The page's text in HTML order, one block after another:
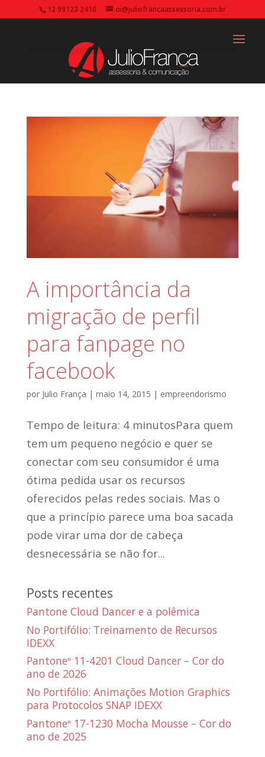
12 99123 2410 oi@juliofrancaassessoria.com.br
A importância da
migração de perfil
para fanpage no
facebook
por Julio França | maio 14, 2015 | empreendorismo
Tempo de leitura: 4 minutosPara quem
tem um pequeno negócio e quer se
conectar com seu consumidor é uma
ótima pedida usar os recursos
oferecidos pelas redes sociais. Mas o
que a princípio parece uma boa sacada
pode virar uma dor de cabeça
desnecessária se não for...
Posts recentes
Pantone Cloud Dancer e a polêmica
No Portifólio: Treinamento de Recursos
IDEXX
Pantone®11-4201 Cloud Dancer – Cor do
ano de 2026
No Portifólio: Animações Motion Graphics
para Protocolos SNAP IDEXX
Pantone®17-1230 Mocha Mousse – Cor do
ano de 2025